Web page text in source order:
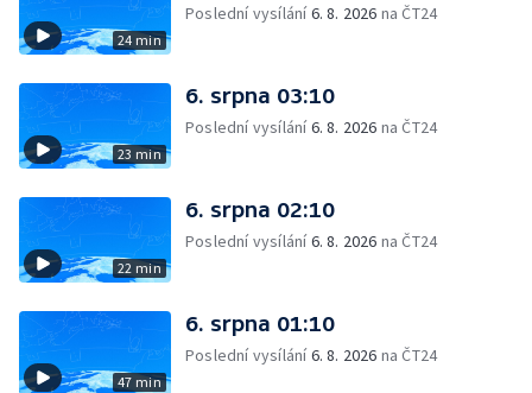
24 min
Poslední vysílání6. 8. 2026 na ČT24
23 min
6. srpna 03:10
Poslední vysílání6. 8. 2026 na ČT24
22 min
6. srpna 02:10
Poslední vysílání6. 8. 2026 na ČT24
47 min
6. srpna 01:10
Poslední vysílání6. 8. 2026 na ČT24